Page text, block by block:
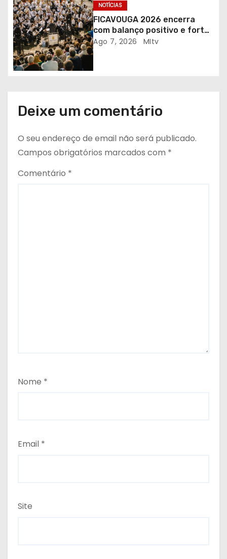
g
o
s
NOTÍCIAS
FICAVOUGA 2026 encerra
com balanço positivo e forte
adesão da comunidade
Ago 7, 2026 MItv
Deixe um comentário
O seu endereço de email não será publicado.
Campos obrigatórios marcados com *
Comentário *
Nome *
Email *
Site